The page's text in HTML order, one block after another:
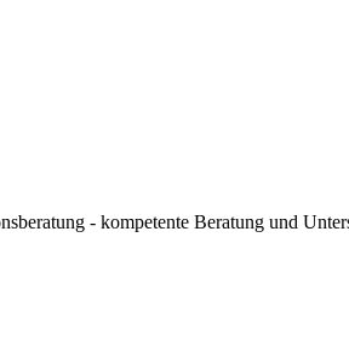
- kompetente Beratung und